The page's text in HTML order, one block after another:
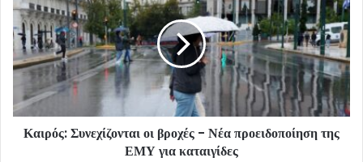
Καιρός: Συνεχίζονται οι βροχές - Νέα προειδοποίηση της
ΕΜΥ για καταιγίδες